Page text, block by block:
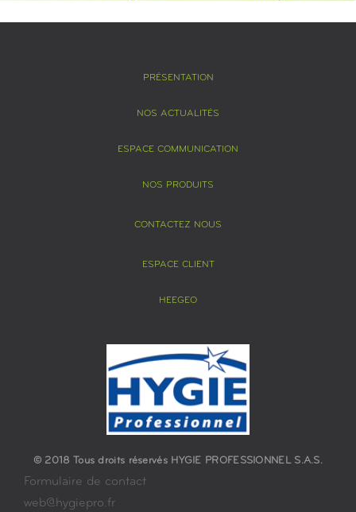
PRÉSENTATION
NOS ACTUALITÉS
ESPACE COMMUNICATION
NOS PRODUITS
CONTACTEZ NOUS
ESPACE CLIENT
HEEGEO
© 2018 Tous droits réservés HYGIE PROFESSIONNEL S.A.S.
Formulaire de contact
web@hygiepro.fr